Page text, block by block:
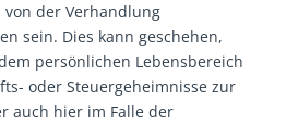
der Verhandlung
sein. Dies kann geschehen,
persönlichen Lebensbereich
oder Steuergeheimnisse zur
auch hier im Falle der